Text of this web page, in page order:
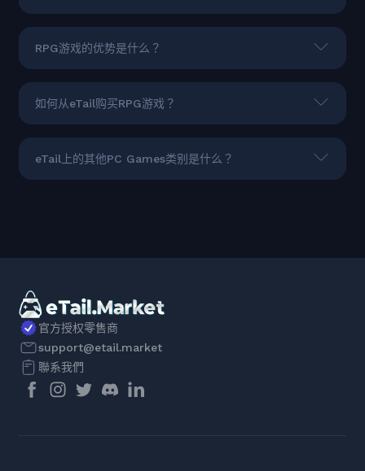
RPG游戏的优势是什么？
如何从eTail购买RPG游戏？
eTail上的其他PC Games类别是什么？
官方授权零售商
support@etail.market
聯系我們